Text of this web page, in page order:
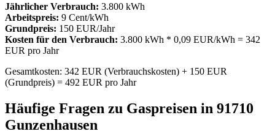
Jährlicher Verbrauch: 3.800 kWh
Arbeitspreis: 9 Cent/kWh
Grundpreis: 150 EUR/Jahr
Kosten für den Verbrauch: 3.800 kWh * 0,09 EUR/kWh = 342
EUR pro Jahr
Gesamtkosten: 342 EUR (Verbrauchskosten) + 150 EUR
(Grundpreis) = 492 EUR pro Jahr
Häufige Fragen zu Gaspreisen in 91710
Gunzenhausen